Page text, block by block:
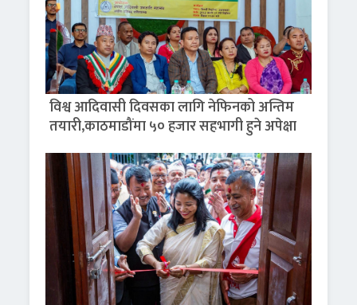
विश्व आदिवासी दिवसका लागि नेफिनको अन्तिम
तयारी,काठमाडौंमा ५० हजार सहभागी हुने अपेक्षा